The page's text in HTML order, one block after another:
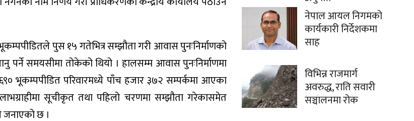
पुस १५ गतेभित्र सम्झौता गरी आवास पुनःनिर्माणको
पर्ने समयसीमा तोकेको थियो । हालसम्म आवास पुनःनिर्माणमा
भूकम्पपीडित परिवारमध्ये पाँच हजार ३७२ सम्पर्कमा आएका
सूचीकृत तथा पहिलो चरणमा सम्झौता गरेकासमेत
जनाएको छ ।
नेपाल आयल निगमको
कार्यकारी निर्देशकमा
साह
विभिन्न राजमार्ग
अवरुद्ध, राति सवारी
सञ्चालनमा रोक